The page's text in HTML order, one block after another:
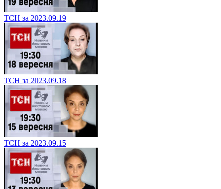
ТСН за 2023.09.19
ТСН за 2023.09.18
ТСН за 2023.09.15